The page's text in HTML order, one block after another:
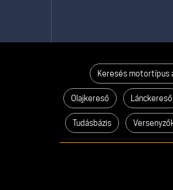
Keresés motortípus
Olajkereső Lánckereső
Tudásbázis